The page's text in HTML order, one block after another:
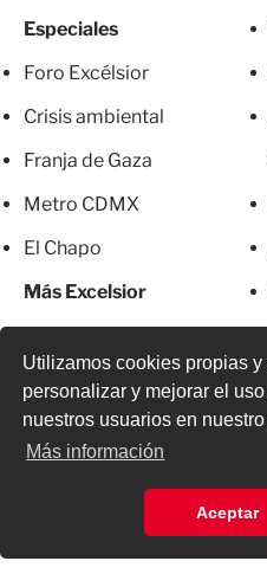
Utilizamos cookies propias y
personalizar y mejorar el
nuestros usuarios en
Más información
Aceptar
Especiales
Foro Excélsior
Crisis ambiental
Franja de Gaza
Metro CDMX
El Chapo
Más Excelsior
© 2026 Todos los derechos
o parcial, incluyendo